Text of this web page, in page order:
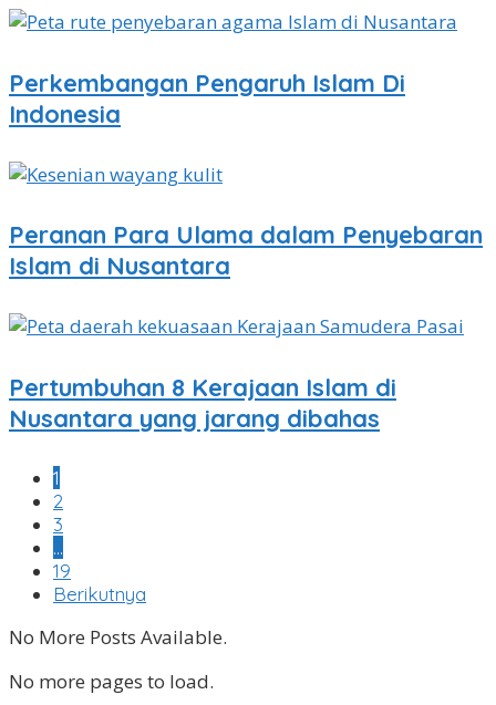
Perkembangan Pengaruh Islam Di
Indonesia
Peranan Para Ulama dalam Penyebaran
Islam di Nusantara
Pertumbuhan 8 Kerajaan Islam di
Nusantara yang jarang dibahas
1
2
3
…
19
Berikutnya
No More Posts Available.
No more pages to load.